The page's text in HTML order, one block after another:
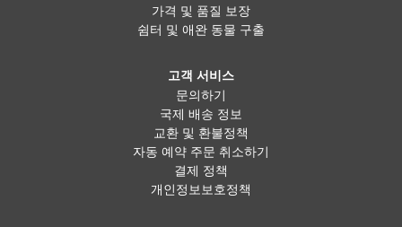
가격 및 품질 보장
쉼터 및 애완 동물 구출
고객 서비스
문의하기
국제 배송 정보
교환 및 환불정책
자동 예약 주문 취소하기
결제 정책
개인정보보호정책